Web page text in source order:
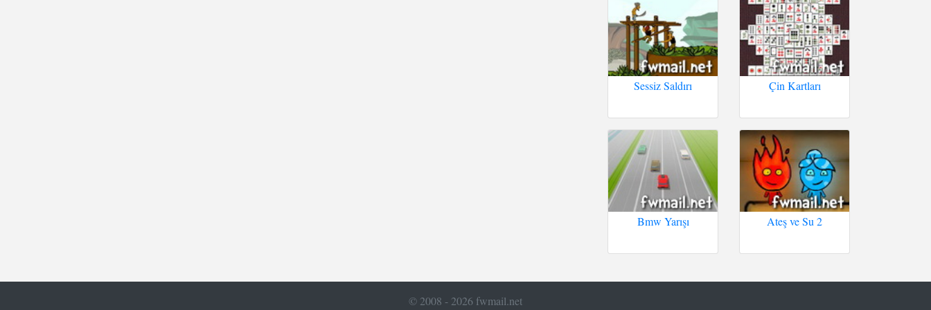
Sessiz Saldırı Çin Kartları
Bmw Yarışı Ateş ve Su 2
© 2008 - 2026 fwmail.net